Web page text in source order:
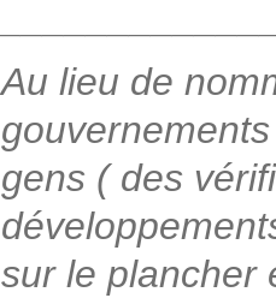
Au lieu de
gens ( des
sur le plancher